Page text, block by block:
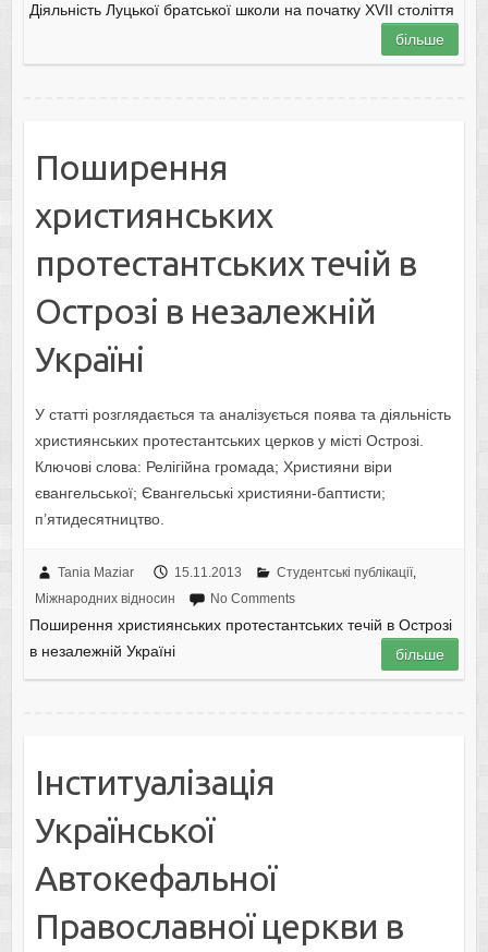
Діяльність Луцької братської школи на початку XVII століття
більше
Поширення
християнських
протестантських течій в
Острозі в незалежній
Україні
У статті розглядається та аналізується поява та діяльність
християнських протестантських церков у місті Острозі.
Ключові слова: Релігійна громада; Християни віри
євангельської; Євангельські християни-баптисти;
п’ятидесятництво.
Tania Maziar 15.11.2013 Студентські публікації,
Міжнародних відносин
No Comments
Поширення християнських протестантських течій в Острозі
в незалежній Україні
більше
Інституалізація
Української
Автокефальної
Православної церкви в